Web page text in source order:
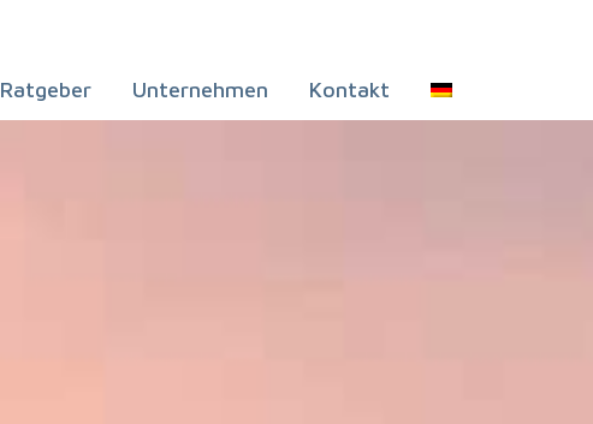
Ratgeber Unternehmen Kontakt